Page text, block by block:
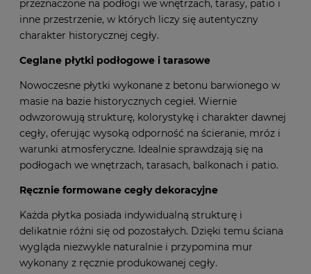
ślady historii. To wyjątkowo trwałe rozwiązanie
przeznaczone na podłogi we wnętrzach, tarasy, patio i
inne przestrzenie, w których liczy się autentyczny
charakter historycznej cegły.
Ceglane płytki podłogowe i tarasowe
Nowoczesne płytki wykonane z betonu barwionego w
masie na bazie historycznych cegieł. Wiernie
odwzorowują strukturę, kolorystykę i charakter dawnej
cegły, oferując wysoką odporność na ścieranie, mróz i
warunki atmosferyczne. Idealnie sprawdzają się na
podłogach we wnętrzach, tarasach, balkonach i patio.
Ręcznie formowane cegły dekoracyjne
Każda płytka posiada indywidualną strukturę i
delikatnie różni się od pozostałych. Dzięki temu ściana
wygląda niezwykle naturalnie i przypomina mur